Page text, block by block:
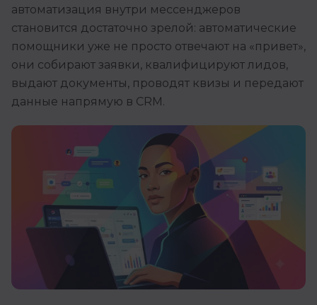
автоматизация внутри мессенджеров
становится достаточно зрелой: автоматические
помощники уже не просто отвечают на «привет»,
они собирают заявки, квалифицируют лидов,
выдают документы, проводят квизы и передают
данные напрямую в CRM.